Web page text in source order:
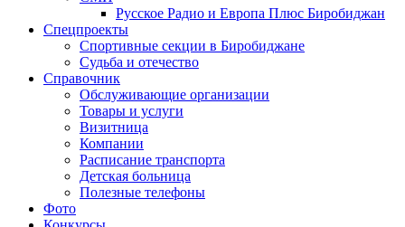
Русское Радио и Европа Плюс Биробиджан
Спецпроекты
Спортивные секции в Биробиджане
Судьба и отечество
Справочник
Обслуживающие организации
Товары и услуги
Визитница
Компании
Расписание транспорта
Детская больница
Полезные телефоны
Фото